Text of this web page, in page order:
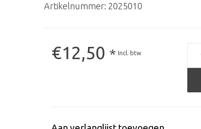
Artikelnummer: 2025010
€12,50 * Incl. btw